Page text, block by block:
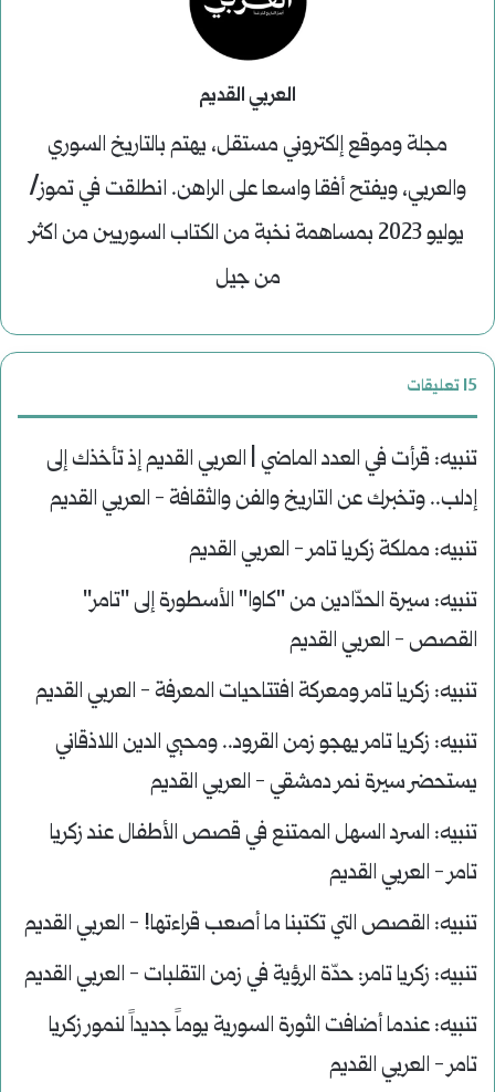
العربي القديم
مجلة وموقع إلكتروني مستقل، يهتم بالتاريخ السوري
والعربي، ويفتح أفقا واسعا على الراهن. انطلقت في تموز/
يوليو 2023 بمساهمة نخبة من الكتاب السوريين من اكثر
من جيل
‫15 تعليقات
تنبيه: قرأت في العدد الماضي | العربي القديم إذ تأخذك إلى
إدلب.. وتخبرك عن التاريخ والفن والثقافة - العربي القديم
تنبيه: مملكة زكريا تامر - العربي القديم
تنبيه: سيرة الحدّادين من "كاوا" الأسطورة إلى "تامر"
القصص - العربي القديم
تنبيه: زكريا تامر ومعركة افتتاحيات المعرفة - العربي القديم
تنبيه: زكريا تامر يهجو زمن القرود.. ومحيي الدين اللاذقاني
يستحضر سيرة نمر دمشقي - العربي القديم
تنبيه: السرد السهل الممتنع في قصص الأطفال عند زكريا
تامر - العربي القديم
تنبيه: القصص التي تكتبنا ما أصعب قراءتها! - العربي القديم
تنبيه: زكريا تامر: حدّة الرؤية في زمن التقلبات - العربي القديم
تنبيه:عندما أضافت الثورة السورية يوماً جديداً لنمور زكريا
تامر - العربي القديم